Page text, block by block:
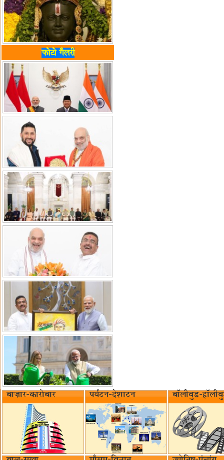
फोटो गैलरी
बाज़ार-कारोबार पर्यटन-देशाटन बॉलीवुड-